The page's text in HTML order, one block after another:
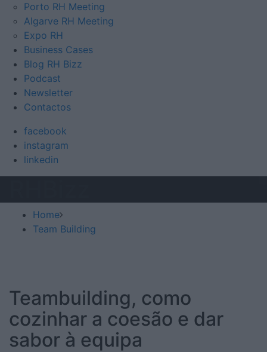
Porto RH Meeting
Algarve RH Meeting
Expo RH
Business Cases
Blog RH Bizz
Podcast
Newsletter
Contactos
facebook
instagram
linkedin
Home
Team Building
Teambuilding, como
cozinhar a coesão e dar
sabor à equipa